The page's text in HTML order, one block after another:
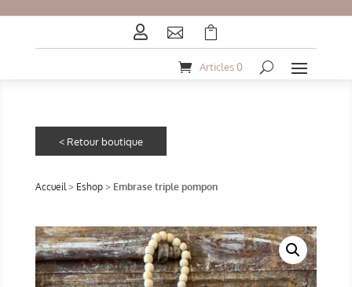
  
Articles 0
Accueil> Eshop> Embrase triple pompon